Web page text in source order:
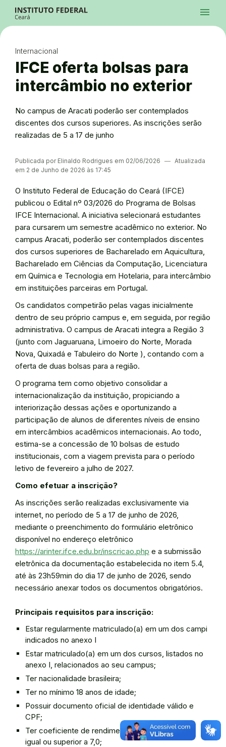
Ir para a busca
Ir para o menu principal
Ir para o conteúdo
Alto Contraste
Login da Área Administrativa
Acessibilidade
menu
InstagramTwitter/XFacebook
Internacional
IFCE oferta bolsas para
intercâmbio no exterior
No campus de Aracati poderão ser contemplados
discentes dos cursos superiores. As inscrições serão
realizadas de 5 a 17 de junho
Publicada por Elinaldo Rodrigues em 02/06/2026 ― Atualizada
em 2 de Junho de 2026 às 17:45
O Instituto Federal de Educação do Ceará (IFCE)
publicou o Edital nº 03/2026 do Programa de Bolsas
IFCE Internacional. A iniciativa selecionará estudantes
para cursarem um semestre acadêmico no exterior. No
campus Aracati, poderão ser contemplados discentes
dos cursos superiores de Bacharelado em Aquicultura,
Bacharelado em Ciências da Computação, Licenciatura
em Química e Tecnologia em Hotelaria, para intercâmbio
em instituições parceiras em Portugal.
Os candidatos competirão pelas vagas inicialmente
dentro de seu próprio campus e, em seguida, por região
administrativa. O campus de Aracati integra a Região 3
(junto com Jaguaruana, Limoeiro do Norte, Morada
Nova, Quixadá e Tabuleiro do Norte ), contando com a
oferta de duas bolsas para a região.
O programa tem como objetivo consolidar a
internacionalização da instituição, propiciando a
interiorização dessas ações e oportunizando a
participação de alunos de diferentes níveis de ensino
em intercâmbios acadêmicos internacionais. Ao todo,
estima-se a concessão de 10 bolsas de estudo
institucionais, com a viagem prevista para o período
letivo de fevereiro a julho de 2027.
Como efetuar a inscrição?
As inscrições serão realizadas exclusivamente via
internet, no período de 5 a 17 de junho de 2026,
mediante o preenchimento do formulário eletrônico
disponível no endereço eletrônico
https://arinter.ifce.edu.br/inscricao.php e a submissão
eletrônica da documentação estabelecida no item 5.4,
até às 23h59min do dia 17 de junho de 2026, sendo
necessário anexar todos os documentos obrigatórios.
Principais requisitos para inscrição:
Estar regularmente matriculado(a) em um dos campi
indicados no anexo I
Estar matriculado(a) em um dos cursos, listados no
anexo I, relacionados ao seu campus;
Ter nacionalidade brasileira;
Ter no mínimo 18 anos de idade;
Possuir documento oficial de identidade válido e
CPF;
Ter coeficiente de rendimento acadêmico (CRA)
igual ou superior a 7,0;